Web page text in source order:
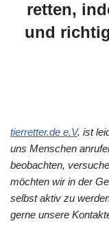
retten,
und
tierretter.de e.V. ist
uns Menschen
beobachten,
möchten wir in der
selbst aktiv zu
gerne unsere